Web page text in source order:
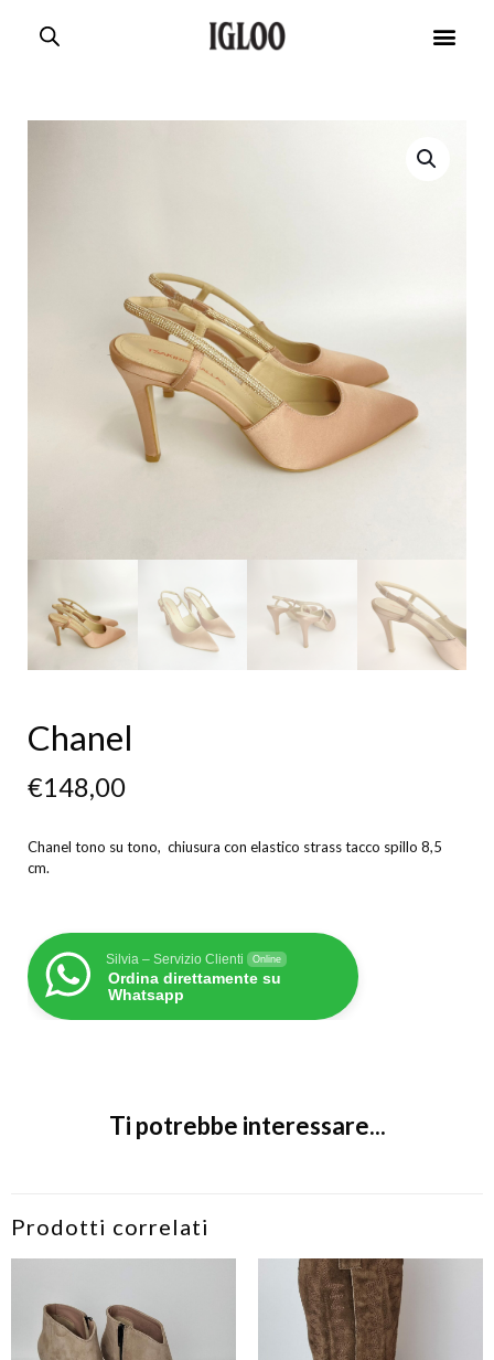
Chanel
€148,00
Chanel tono su tono, chiusura con elastico strass tacco spillo 8,5
cm.
Silvia – Servizio Clienti Online
Ordina direttamente su
Whatsapp
Ti potrebbe interessare...
Prodotti correlati